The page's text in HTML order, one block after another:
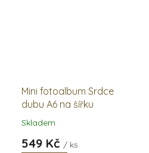
Mini fotoalbum Srdce
dubu A6 na šířku
Průměrné
produktu
Skladem
549 Kč / ks